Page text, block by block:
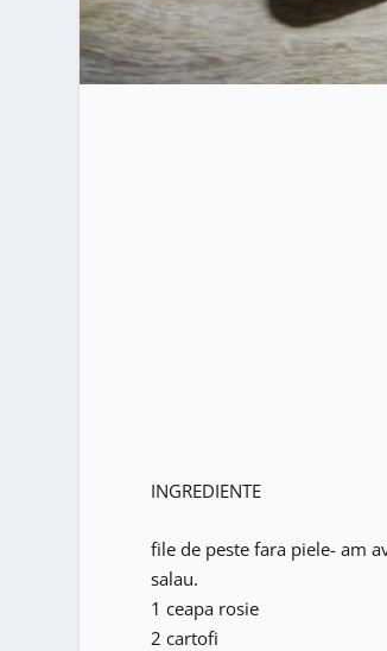
INGREDIENTE
file de peste fara piele- am
salau.
1 ceapa rosie
2 cartofi